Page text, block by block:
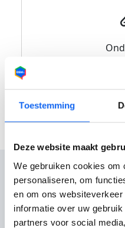
Toestemming
Deze website maakt
We gebruiken cookies om
personaliseren, om
en om ons
informatie over uw
partners voor social